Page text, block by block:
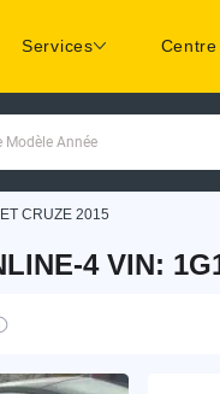
Services Centre
Modèle Année
CRUZE 2015
4 VIN: